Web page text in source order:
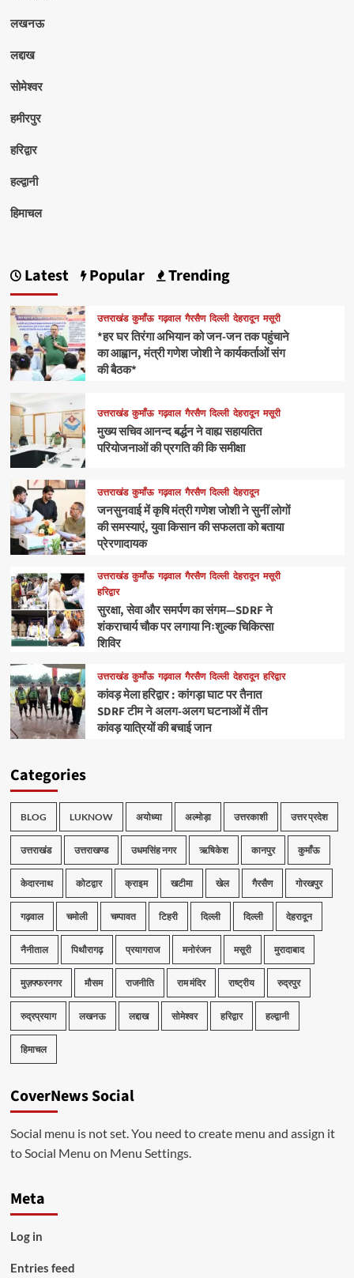
लखनऊ
लद्दाख
सोमेश्वर
हमीरपुर
हरिद्वार
हल्द्वानी
हिमाचल
Latest Popular Trending
उत्तराखंड कुमाँऊ गढ़वाल गैरसैण दिल्ली देहरादून मसूरी
*हर घर तिरंगा अभियान को जन-जन तक पहुंचाने
का आह्वान, मंत्री गणेश जोशी ने कार्यकर्ताओं संग
की बैठक*
उत्तराखंड कुमाँऊ गढ़वाल गैरसैण दिल्ली देहरादून मसूरी
मुख्य सचिव आनन्द बर्द्धन ने वाह्य सहायतित
परियोजनाओं की प्रगति की कि समीक्षा
उत्तराखंड कुमाँऊ गढ़वाल गैरसैण दिल्ली देहरादून
जनसुनवाई में कृषि मंत्री गणेश जोशी ने सुनीं लोगों
की समस्याएं, युवा किसान की सफलता को बताया
प्रेरणादायक
उत्तराखंड कुमाँऊ गढ़वाल गैरसैण दिल्ली देहरादून मसूरी
हरिद्वार
सुरक्षा, सेवा और समर्पण का संगम—SDRF ने
शंकराचार्य चौक पर लगाया निःशुल्क चिकित्सा
शिविर
उत्तराखंड कुमाँऊ गढ़वाल गैरसैण दिल्ली देहरादून हरिद्वार
कांवड़ मेला हरिद्वार : कांगड़ा घाट पर तैनात
SDRF टीम ने अलग-अलग घटनाओं में तीन
कांवड़ यात्रियों की बचाई जान
Categories
BLOG LUKNOW अयोध्या अल्मोड़ा उत्तरकाशी उत्तर प्रदेश
उत्तराखंड उत्तराखण्ड उधमसिंह नगर ऋषिकेश कानपुर कुमाँऊ
केदारनाथ कोटद्वार क्राइम खटीमा खेल गैरसैण गोरखपुर
गढ़वाल चमोली चम्पावत टिहरी दिल्ली दिल्ली देहरादून
नैनीताल पिथौरागढ़ प्रयागराज मनोरंजन मसूरी मुरादाबाद
मुज़फ्फरनगर मौसम राजनीति राम मंदिर राष्ट्रीय रुद्रपुर
रुद्रप्रयाग लखनऊ लद्दाख सोमेश्वर हरिद्वार हल्द्वानी
हिमाचल
CoverNews Social
Social menu is not set. You need to create menu and assign it
to Social Menu on Menu Settings.
Meta
Log in
Entries feed